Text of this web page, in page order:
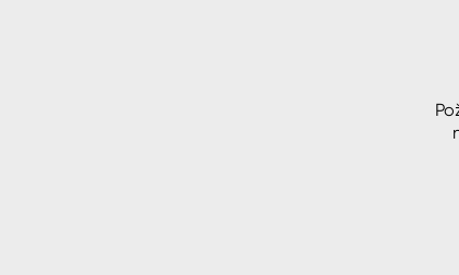
Ředidla, tužidla, čističe,